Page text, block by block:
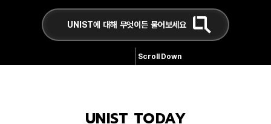
Scroll Down
UNIST TODAY